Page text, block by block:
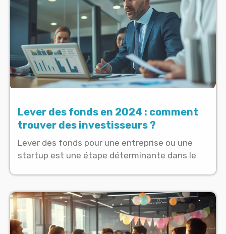
Lever des fonds en 2024 : comment
trouver des investisseurs ?
Lever des fonds pour une entreprise ou une
startup est une étape déterminante dans le